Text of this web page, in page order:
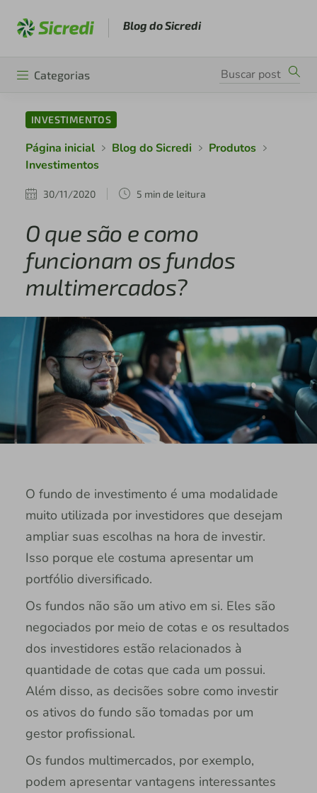
Blog do Sicredi
Categorias
INVESTIMENTOS
Página inicial Blog do Sicredi
Produtos
Investimentos
30/11/2020 5 min de leitura
O que são e como
funcionam os fundos
multimercados?
O fundo de investimento é uma modalidade
muito utilizada por investidores que desejam
ampliar suas escolhas na hora de investir.
Isso porque ele costuma apresentar um
portfólio diversificado.
Os fundos não são um ativo em si. Eles são
negociados por meio de cotas e os resultados
dos investidores estão relacionados à
quantidade de cotas que cada um possui.
Além disso, as decisões sobre como investir
os ativos do fundo são tomadas por um
gestor profissional.
Os fundos multimercados, por exemplo,
podem apresentar vantagens interessantes